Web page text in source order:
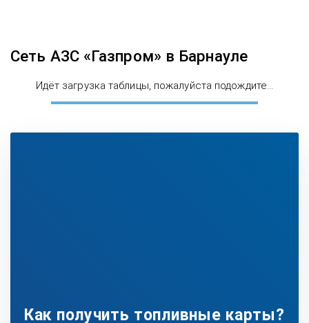
Сеть АЗС «Газпром» в Барнауле
Идёт загрузка таблицы, пожалуйста подождите...
Как получить топливные карты?